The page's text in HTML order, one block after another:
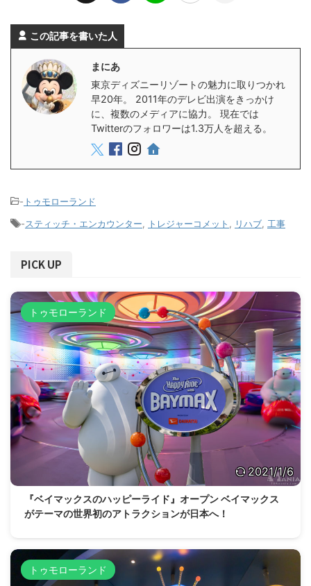
この記事を書いた人
まにあ
東京ディズニーリゾートの魅力に取りつかれ
早20年。 2011年のデレビ出演をきっかけ
に、複数のメディアに協力。 現在では
Twitterのフォロワーは1.3万人を超える。
- トゥモローランド
-スティッチ・エンカウンター トレジャーコメット リハブ 工事
PICK UP
トゥモローランド
2021/1/6
『ベイマックスのハッピーライド』オープン ベイマックス
がテーマの世界初のアトラクションが日本へ！
トゥモローランド